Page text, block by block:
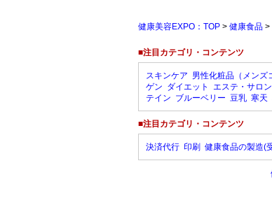
健康美容EXPO：TOP > 健康食品 >
■注目カテゴリ・コンテンツ
スキンケア 男性化粧品（メンズ
ゲン ダイエット エステ・サロ
テイン ブルーベリー 豆乳 寒天
■注目カテゴリ・コンテンツ
決済代行 印刷 健康食品の製造(